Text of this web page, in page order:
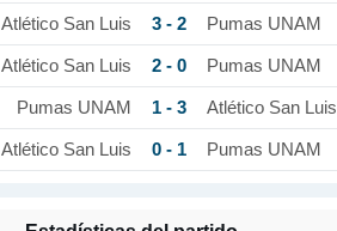
Atlético San Luis 3 - 2 Pumas UNAM
Atlético San Luis 2 - 0 Pumas UNAM
Pumas UNAM 1 - 3 Atlético San Luis
Atlético San Luis 0 - 1 Pumas UNAM